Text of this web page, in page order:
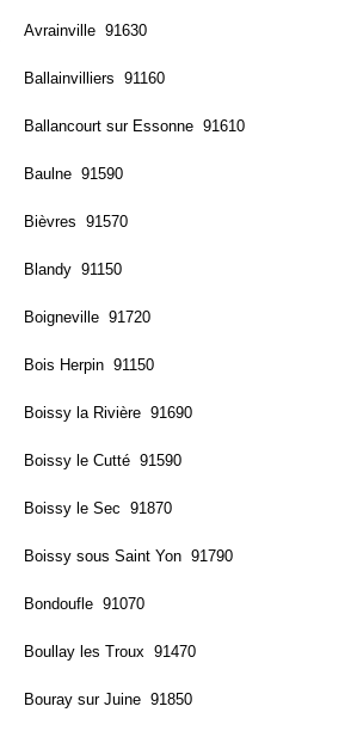
Avrainville 91630
Ballainvilliers 91160
Ballancourt sur Essonne 91610
Baulne 91590
Bièvres 91570
Blandy 91150
Boigneville 91720
Bois Herpin 91150
Boissy la Rivière 91690
Boissy le Cutté 91590
Boissy le Sec 91870
Boissy sous Saint Yon 91790
Bondoufle 91070
Boullay les Troux 91470
Bouray sur Juine 91850